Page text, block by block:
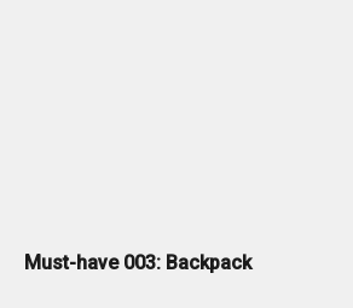
Must-have 003: Backpack